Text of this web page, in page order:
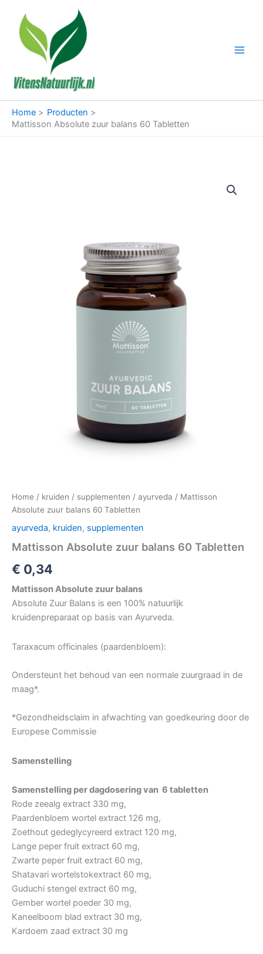
inhoud
Home
Producten
Mattisson Absolute zuur balans 60 Tabletten
Home / kruiden / supplementen / ayurveda / Mattisson
Absolute zuur balans 60 Tabletten
ayurveda, kruiden, supplementen
Mattisson Absolute zuur balans 60 Tabletten
€ 0,34
Mattisson Absolute zuur balans
Absolute Zuur Balans is een 100% natuurlijk
kruidenpreparaat op basis van Ayurveda.
Taraxacum officinales (paardenbloem):
Ondersteunt het behoud van een normale zuurgraad in de
maag*.
*Gezondheidsclaim in afwachting van goedkeuring door de
Europese Commissie
Samenstelling
Samenstelling per dagdosering van 6 tabletten
Rode zeealg extract 330 mg,
Paardenbloem wortel extract 126 mg,
Zoethout gedeglycyreerd extract 120 mg,
Lange peper fruit extract 60 mg,
Zwarte peper fruit extract 60 mg,
Shatavari wortelstokextract 60 mg,
Guduchi stengel extract 60 mg,
Gember wortel poeder 30 mg,
Kaneelboom blad extract 30 mg,
Kardoem zaad extract 30 mg